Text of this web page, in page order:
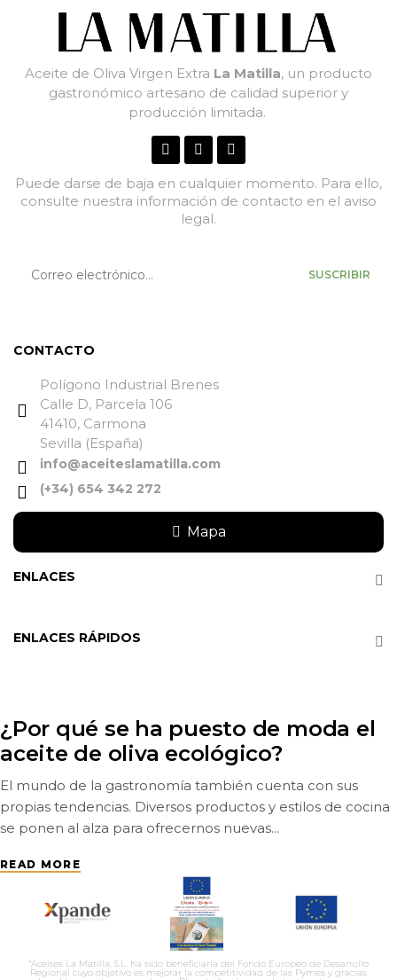
Aceite de Oliva Virgen Extra La Matilla, un producto
gastronómico artesano de calidad superior y
producción limitada.
Puede darse de baja en cualquier momento. Para ello,
consulte nuestra información de contacto en el aviso
legal.
SUSCRIBIR
CONTACTO
Polígono Industrial Brenes
Calle D, Parcela 106
41410, Carmona
Sevilla (España)
info@aceiteslamatilla.com
(+34) 654 342 272
Mapa
ENLACES
ENLACES RÁPIDOS
¿Por qué se ha puesto de moda el
aceite de oliva ecológico?
El mundo de la gastronomía también cuenta con sus
propias tendencias. Diversos productos y estilos de cocina
se ponen al alza para ofrecernos nuevas...
READ MORE
“Aceites La Matilla, S.L. ha sido beneficiaria del Fondo Europeo de Desarrollo
Regional cuyo objetivo es mejorar la competitividad de las Pymes y gracias